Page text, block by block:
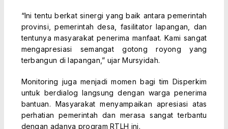
“Ini tentu berkat sinergi yang baik antara pemerintah
provinsi, pemerintah desa, fasilitator lapangan, dan
tentunya masyarakat penerima manfaat. Kami sangat
mengapresiasi semangat gotong royong yang
terbangun di lapangan,” ujar Mursyidah.
Monitoring juga menjadi momen bagi tim Disperkim
untuk berdialog langsung dengan warga penerima
bantuan. Masyarakat menyampaikan apresiasi atas
perhatian pemerintah dan merasa sangat terbantu
dengan adanya program RTLH ini.